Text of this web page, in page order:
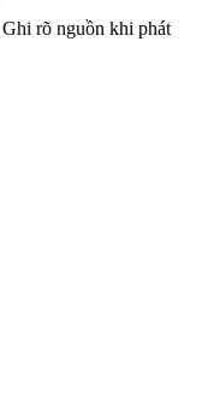
rõ nguồn khi phát